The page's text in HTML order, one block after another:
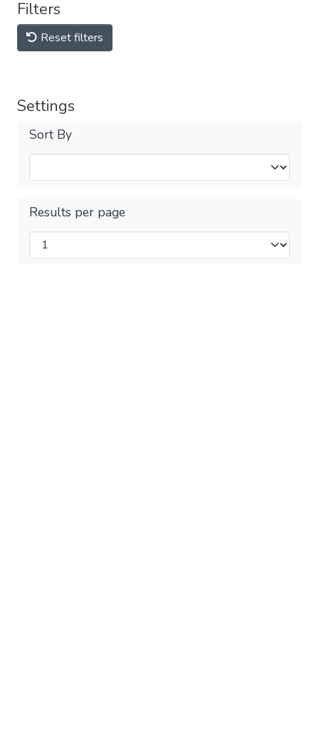
Filters
Reset filters
Settings
Sort By
Results per page